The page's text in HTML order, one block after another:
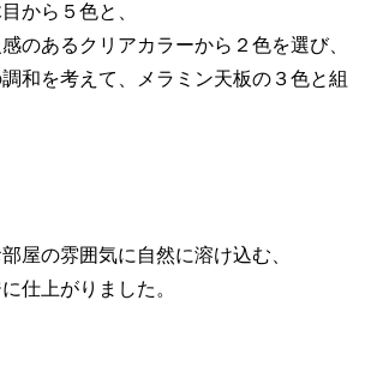
から５色と、
のあるクリアカラーから２色を選び、
和を考えて、メラミン天板の３色と組
屋の雰囲気に自然に溶け込む、
仕上がりました。